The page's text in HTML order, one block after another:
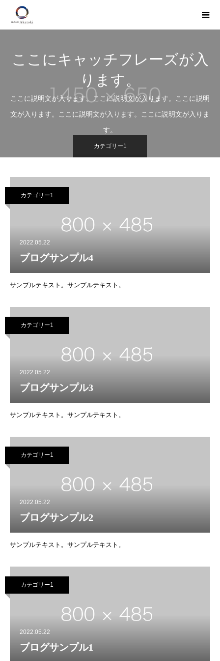
ここにキャッチフレーズが入
ります。
ここに説明文が入ります。ここに説明文が入ります。ここに説明
文が入ります。ここに説明文が入ります。ここに説明文が入りま
す。
カテゴリー1
カテゴリー1
2022.05.22
ブログサンプル4
サンプルテキスト。サンプルテキスト。
カテゴリー1
2022.05.22
ブログサンプル3
サンプルテキスト。サンプルテキスト。
カテゴリー1
2022.05.22
ブログサンプル2
サンプルテキスト。サンプルテキスト。
カテゴリー1
2022.05.22
ブログサンプル1